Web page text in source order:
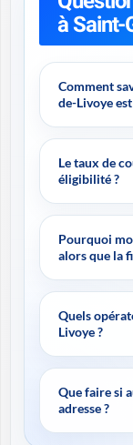
à Saint-
Comment
de-Livoye
Le taux de
éligibilité ?
Pourquoi
alors que la
Quels
Livoye ?
Que faire si
adresse ?